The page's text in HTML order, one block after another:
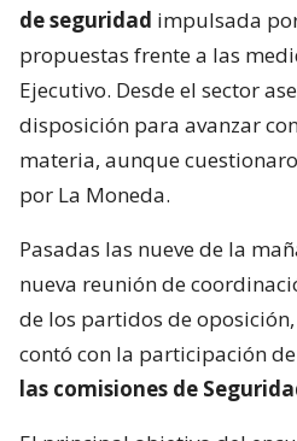
de seguridad impulsada
propuestas frente a las
Ejecutivo. Desde el sector
disposición para avanzar
materia, aunque
por La Moneda.
Pasadas las nueve de la
nueva reunión de
de los partidos de
contó con la participación de
las comisiones de